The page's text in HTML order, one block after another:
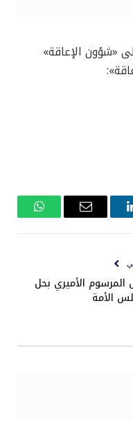
«شؤون الإعاقة»
لينكدإن
البريد
واتساب
الأميري بحل
الأمة